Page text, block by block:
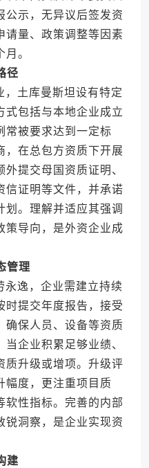
公示，无异议后签发资
请量、政策调整等因素
。
径
土库曼斯坦设有特定
式包括与本地企业成立
常被要求达到一定标
，在总包方资质下开展
提交母国资质证明、
信证明等文件，并承诺
划。理解并适应其强调
策导向，是外资企业成
管理
逸，企业需建立持续
时提交年度报告，接受
确保人员、设备等资质
企业积累足够业绩、
质升级或增项。升级评
幅度，更注重项目质
软性指标。完善的内部
锐洞察，是企业实现资
建